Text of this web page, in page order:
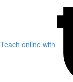
Teach online with